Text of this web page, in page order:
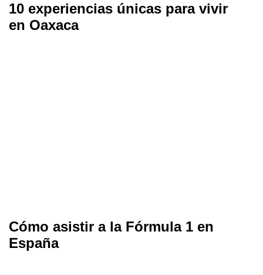
10 experiencias únicas para vivir
en Oaxaca
Cómo asistir a la Fórmula 1 en
España